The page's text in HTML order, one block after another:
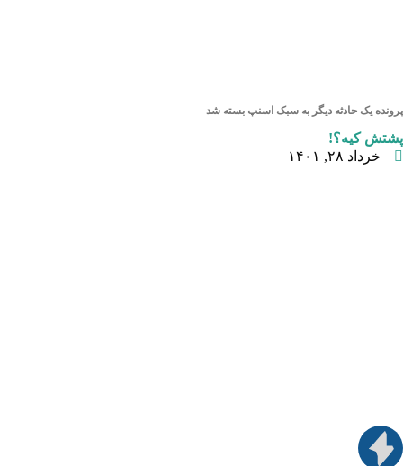
پرونده یک حادثه دیگر به سبک اسنپ بسته شد
پشتش کیه؟!
خرداد ۲۸, ۱۴۰۱